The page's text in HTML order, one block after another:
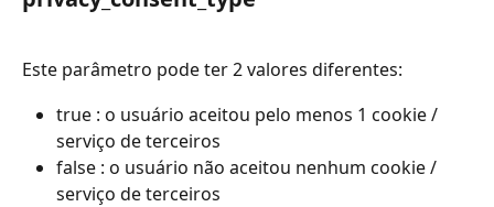
Este parâmetro pode ter 2 valores diferentes:
true : o usuário aceitou pelo menos 1 cookie /
serviço de terceiros
false : o usuário não aceitou nenhum cookie /
serviço de terceiros